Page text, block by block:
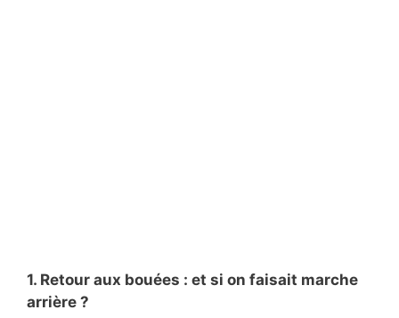
1. Retour aux bouées : et si on faisait marche
arrière ?